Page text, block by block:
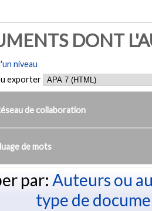
DONT
niveau
exporter
de collaboration
de mots
par: Auteurs ou
type de